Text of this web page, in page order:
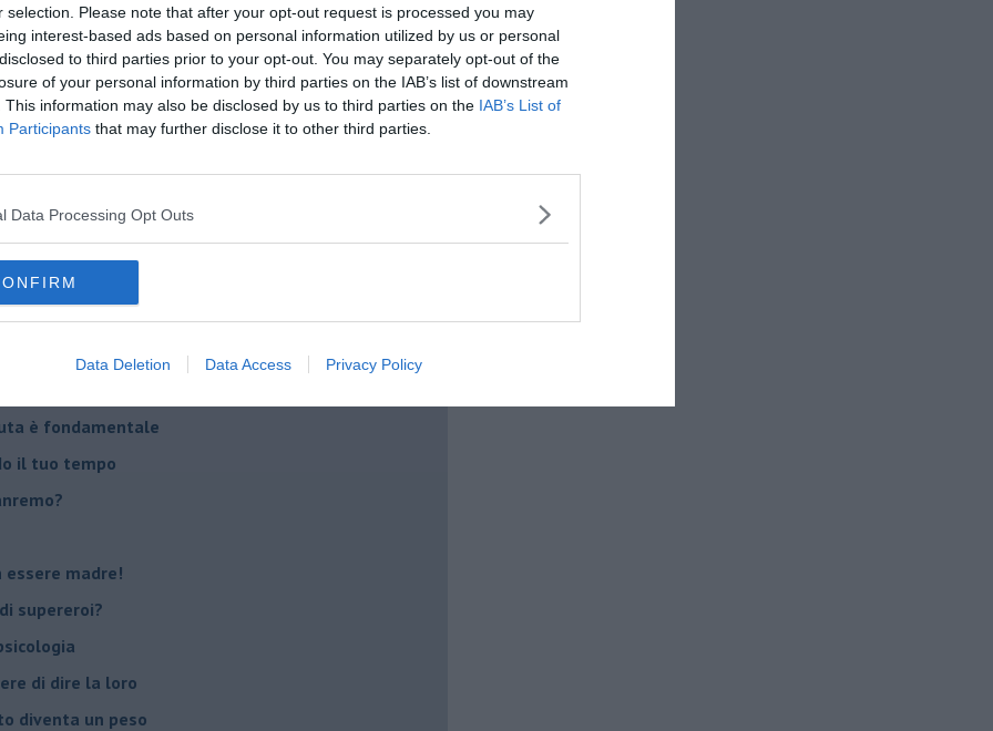
selection. Please note that after your opt-out request is processed you may
interest-based ads based on personal information utilized by us or personal
to third parties prior to your opt-out. You may separately opt-out of the
of your personal information by third parties on the IAB’s list of downstream
This information may also be disclosed by us to third parties on the IAB’s List of
Participants that may further disclose it to other third parties.
Data Processing Opt Outs
Data Deletion Data Access Privacy Policy
tempo
sindrome
è fondamentale
il tuo tempo
essere madre!
supereroi?
di dire la loro
diventa un peso